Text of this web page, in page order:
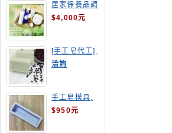
居家保養品調
配班
$4,000元
[手工皂代工],
酒粕皂
洽詢
手工皂模具,
長方形吐司模
$950元